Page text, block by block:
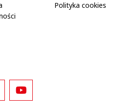
Polityka cookies